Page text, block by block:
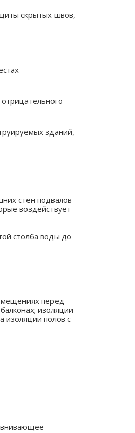
скрытых швов,
зданий,
стен подвалов
воздействует
столба воды до
перед
изоляции
изоляции полов с